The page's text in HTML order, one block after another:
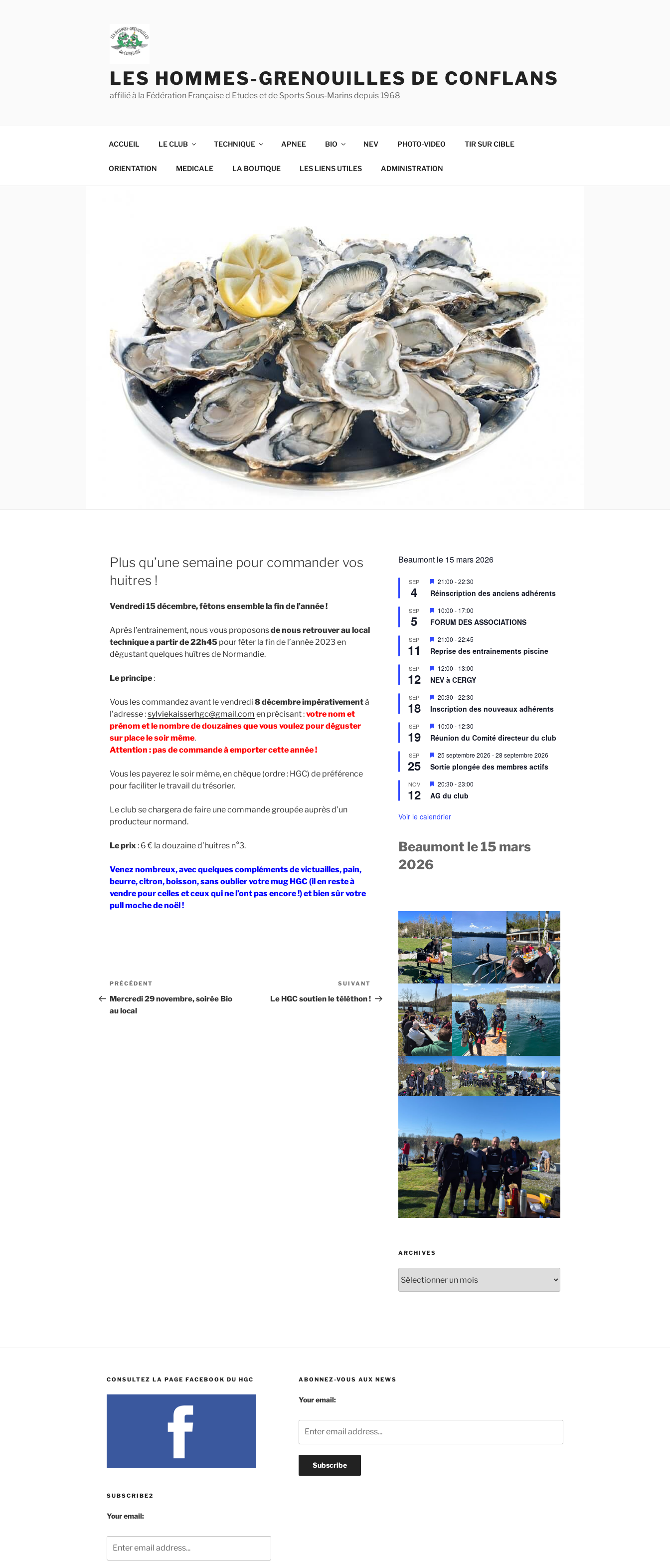
LES HOMMES-GRENOUILLES DE CONFLANS
affilié à la Fédération Française d Etudes et de Sports Sous-Marins depuis 1968
ACCUEIL LE CLUB TECHNIQUE APNEE BIO NEV PHOTO-VIDEO TIR SUR CIBLE
ORIENTATION MEDICALE LA BOUTIQUE LES LIENS UTILES ADMINISTRATION
Plus qu’une semaine pour commander vos
huitres !
Vendredi 15 décembre, fêtons ensemble la fin de l’année !
Après l’entrainement, nous vous proposonsde nous retrouver au local
technique a partir de 22h45 pour fêter la fin de l’année 2023 en
dégustant quelques huîtres de Normandie.
Le principe:
Vous les commandez avant le vendredi 8 décembre impérativementà
l’adresse :sylviekaisserhgc@gmail.com en précisant :votre nom et
prénom etlenombre de douzaines que vous voulez pour déguster
sur place le soir même.
Attention : pas de commande à emporter cette année !
Vous les payerez le soir même, en chèque (ordre : HGC) de préférence
pour faciliter le travail du trésorier.
Le club se chargera de faire une commande groupée auprès d’un
producteur normand.
Le prix: 6 € la douzaine d’huîtres n°3.
Venez nombreux, avec quelques compléments de victuailles, pain,
beurre, citron, boisson, sans oublier votre mug HGC (il en reste à
vendre pour celles et ceux qui ne l’ont pas encore !) et bien sûr votre
pull moche de noël !
Navigation
de
l’article
Article
précédent
PRÉCÉDENT
Mercredi 29 novembre, soirée Bio
au local
suivant
SUIVANT
Le HGC soutien le téléthon !
Beaumont le 15 mars 2026
SEP
4
M
i
s
n
a
a
n
t
21:00 -22:30
Réinscription des anciens adhérents
SEP
5
M
i
s
n
a
v
a
n
t
10:00 - 17:00
FORUM DES ASSOCIATIONS
SEP
11
M
s
n
a
a
n
t
21:00 -22:45
Reprise des entrainements piscine
SEP
12
M
i
s
n
a
a
n
t
12:00 - 13:00
NEV à CERGY
SEP
18
M
s
n
a
a
n
t
20:30 -22:30
Inscription des nouveaux adhérents
SEP
19
M
i
s
n
a
a
n
t
10:00 - 12:30
Réunion du Comité directeur du club
SEP
25
M
s
n
a
n
25 septembre 2026 -28 septembre 2026
Sortie plongée des membres actifs
NOV
12
M
i
s
n
n
20:30 -23:00
AG du club
Voir le calendrier
Beaumont le 15 mars
2026
ARCHIVES
CONSULTEZ LA PAGE FACEBOOK DU HGC
SUBSCRIBE2
Your email:
ABONNEZ-VOUS AUX NEWS
Your email: